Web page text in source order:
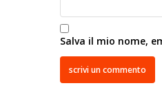
Salva il mio nome,